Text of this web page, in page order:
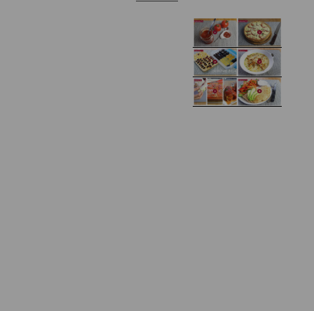
Domowy ketchup (bez
cukru)
Tarta francuska z
cebulą i pomidorem
Domowe żelki
Zupa kurkowa z
selerem i pietruszką